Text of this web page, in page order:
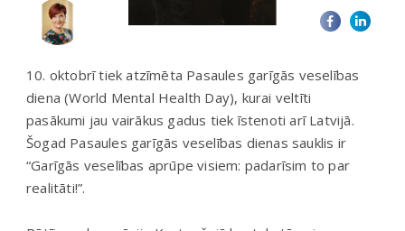
10. oktobrī tiek atzīmēta Pasaules garīgās veselības
diena (World Mental Health Day), kurai veltīti
pasākumi jau vairākus gadus tiek īstenoti arī Latvijā.
Šogad Pasaules garīgās veselības dienas sauklis ir
“Garīgās veselības aprūpe visiem: padarīsim to par
realitāti!”.